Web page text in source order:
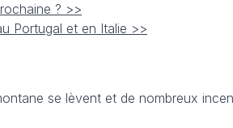
? >>
Portugal et en Italie >>
se lèvent et de nombreux